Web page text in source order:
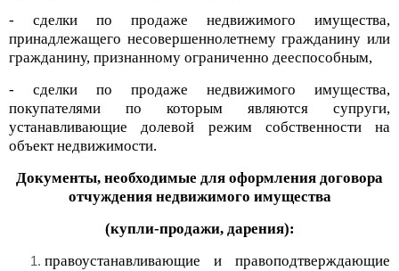
- сделки по продаже недвижимого имущества,
принадлежащего несовершеннолетнему гражданину или
гражданину, признанному ограниченно дееспособным,
- сделки по продаже недвижимого имущества,
покупателями по которым являются супруги,
устанавливающие долевой режим собственности на
объект недвижимости.
Документы, необходимые для оформления договора
отчуждения недвижимого имущества
(купли-продажи, дарения):
правоустанавливающие и правоподтверждающие